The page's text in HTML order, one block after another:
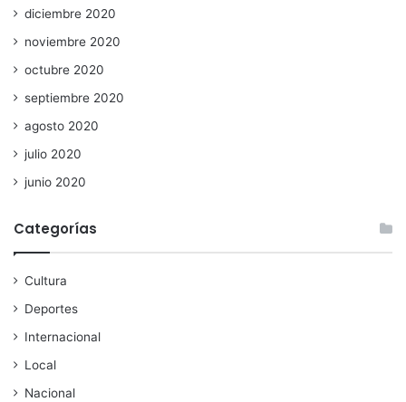
diciembre 2020
noviembre 2020
octubre 2020
septiembre 2020
agosto 2020
julio 2020
junio 2020
Categorías
Cultura
Deportes
Internacional
Local
Nacional